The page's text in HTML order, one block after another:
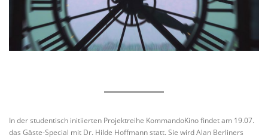
In der studentisch initiierten Projektreihe KommandoKino findet am 19.07.
das Gäste-Special mit Dr. Hilde Hoffmann statt. Sie wird Alan Berliners